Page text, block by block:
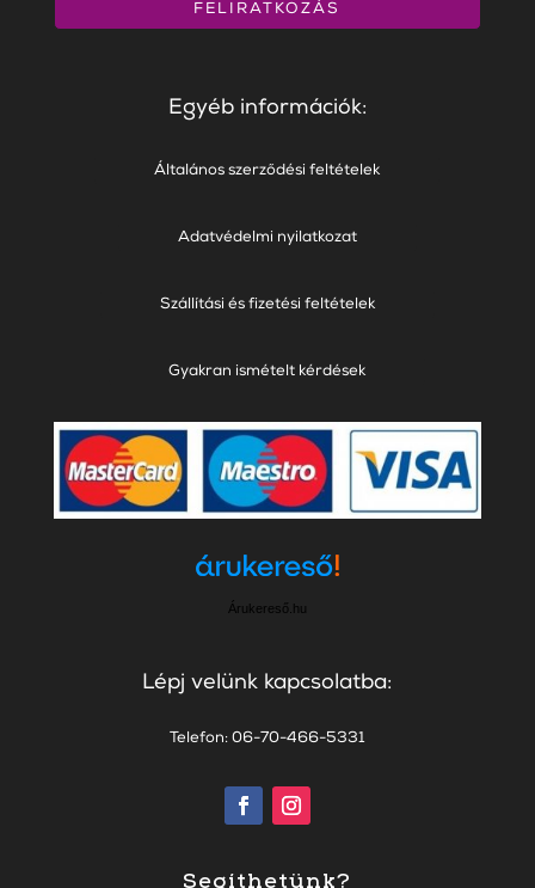
FELIRATKOZÁS
Egyéb információk:
Általános szerződési feltételek
Adatvédelmi nyilatkozat
Szállítási és fizetési feltételek
Gyakran ismételt kérdések
Árukereső.hu
Lépj velünk kapcsolatba:
Telefon: 06-70-466-5331
Segíthetünk?